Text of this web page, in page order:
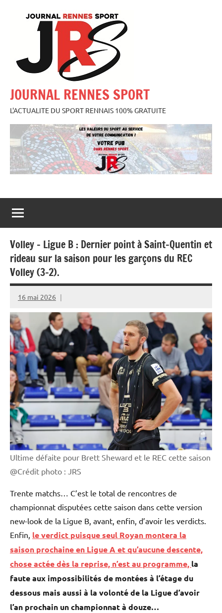
JOURNAL RENNES SPORT
L'ACTUALITE DU SPORT RENNAIS 100% GRATUITE
Volley – Ligue B : Dernier point à Saint-Quentin et
rideau sur la saison pour les garçons du REC
Volley (3-2).
16 mai 2026
Rédaction
JRS
Ultime défaite pour Brett Sheward et le REC cette saison
@Crédit photo : JRS
Trente matchs… C’est le total de rencontres de
championnat disputées cette saison dans cette version
new-look de la Ligue B, avant, enfin, d’avoir les verdicts.
Enfin, le verdict puisque seul Royan montera la
saison prochaine en Ligue A et qu’aucune descente,
chose actée dès la reprise, n’est au programme, la
faute aux impossibilités de montées à l’étage du
dessous mais aussi à la volonté de la Ligue d’avoir
l’an prochain un championnat à douze…